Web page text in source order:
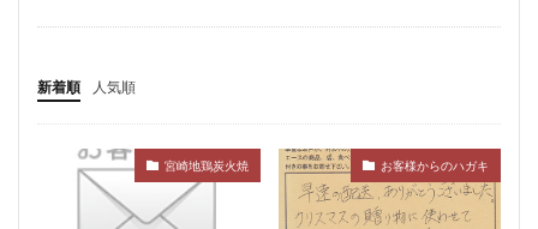
手羽元
焙焼製品
バイスヴルスト
発色剤
品質表示基準
デボンシャースタイルソーセージ
病原性大腸菌
スモークドダニッシュソーセージ
新着順 人気順
宮崎地鶏炭火焼 お客様からのハガキ